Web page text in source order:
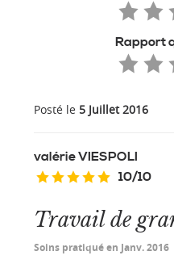
Rapport
Posté le 5 Juillet 2016
valérieVIESPOLI
10/10
Travail de
Soins pratiqué en Janv. 2016